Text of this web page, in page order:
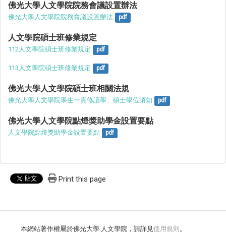
佛光大學人文學院院務會議設置辦法
佛光大學人文學院院務會議設置辦法 pdf
人文學院碩士班修業規定
112人文學院碩士班修業規定 pdf
113人文學院碩士班修業規定 pdf
佛光大學人文學院碩士班相關法規
佛光大學人文學院學生一貫修讀學、碩士學位須知 pdf
佛光大學人文學院點燈獎助學金設置要點
人文學院點燈獎助學金設置要點 pdf
Print this page
本網站著作權屬於佛光大學 人文學院，請詳見使用規則 。